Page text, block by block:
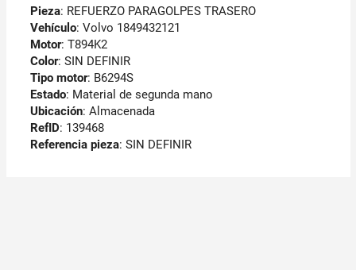
Pieza: REFUERZO PARAGOLPES TRASERO
Vehículo: Volvo 1849432121
Motor: T894K2
Color: SIN DEFINIR
Tipo motor: B6294S
Estado: Material de segunda mano
Ubicación: Almacenada
RefID: 139468
Referencia pieza: SIN DEFINIR